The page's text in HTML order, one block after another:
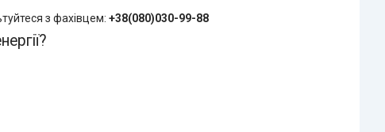
з фахівцем: +38(080)030-99-88